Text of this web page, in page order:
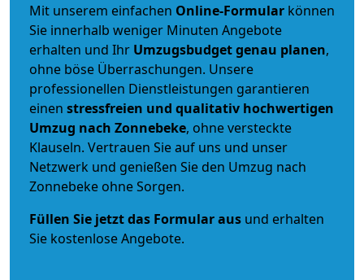
Mit unserem einfachen Online-Formular können
Sie innerhalb weniger Minuten Angebote
erhalten und Ihr Umzugsbudgetgenau planen,
ohne böse Überraschungen. Unsere
professionellen Dienstleistungen garantieren
einen stressfreien und qualitativ hochwertigen
Umzug nach Zonnebeke, ohne versteckte
Klauseln. Vertrauen Sie auf uns und unser
Netzwerk und genießen Sie den Umzug nach
Zonnebeke ohne Sorgen.
Füllen Sie jetzt das Formular aus und erhalten
Sie kostenlose Angebote.